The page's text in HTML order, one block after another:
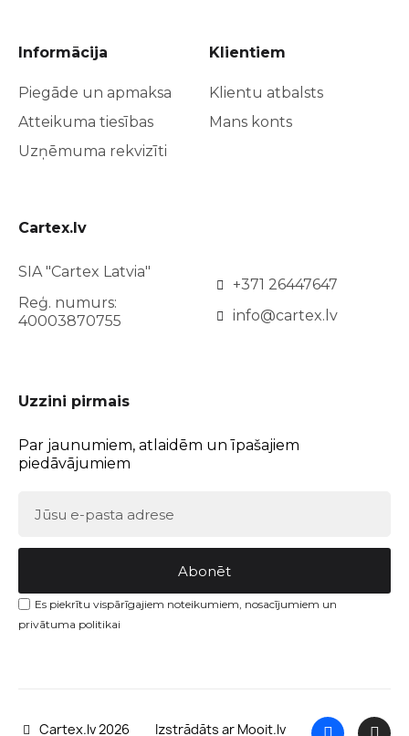
Informācija
Piegāde un apmaksa
Atteikuma tiesības
Uzņēmuma rekvizīti
Klientiem
Klientu atbalsts
Mans konts
Cartex.lv
SIA "Cartex Latvia"
Reģ. numurs:
40003870755
+371 26447647
info@cartex.lv
Uzzini pirmais
Par jaunumiem, atlaidēm un īpašajiem
piedāvājumiem
Abonēt
Es piekrītu vispārīgajiem noteikumiem, nosacījumiem un
privātuma politikai
Cartex.lv 2026 Izstrādāts ar Mooit.lv